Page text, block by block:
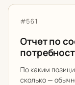
Отчет по
Артикул:
#561
Отчет по
По каким
сколько —